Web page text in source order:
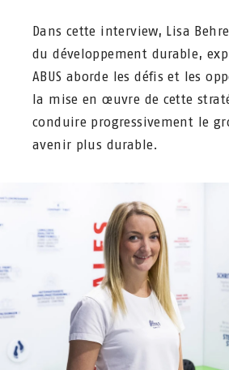
Dans cette interview, Lisa
du développement durable,
ABUS aborde les défis et les
la mise en œuvre de cette
conduire progressivement le
avenir plus durable.